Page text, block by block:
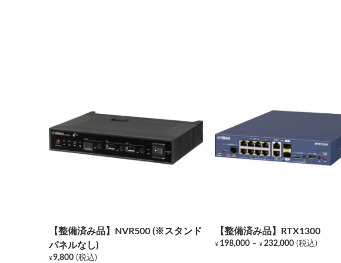
【整備済み品】NVR500 (※スタンド
パネルなし)
¥9,800 (税込)
【整備済み品】RTX1300
¥ 198,000 – ¥ 232,000価(税込)